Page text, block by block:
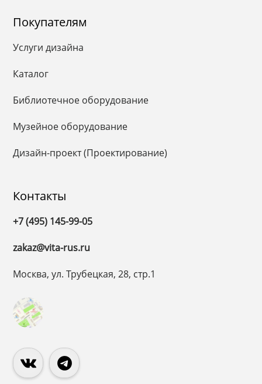
Покупателям
Услуги дизайна
Каталог
Библиотечное оборудование
Музейное оборудование
Дизайн-проект (Проектирование)
Контакты
+7 (495) 145-99-05
zakaz@vita-rus.ru
Москва, ул. Трубецкая, 28, стр.1